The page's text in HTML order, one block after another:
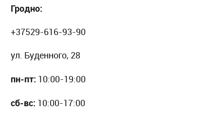
Гродно:
+37529-616-93-90
ул. Буденного, 28
пн-пт: 10:00-19:00
сб-вс: 10:00-17:00